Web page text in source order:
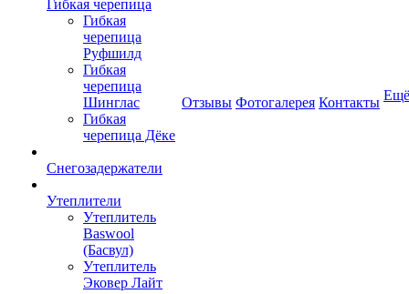
Гибкая черепица
Гибкая
черепица
Руфшилд
Гибкая
черепица
Шинглас
Гибкая
черепица Дёке
Снегозадержатели
Утеплители
Утеплитель
Baswool
(Басвул)
Утеплитель
Эковер Лайт
Отзывы Фотогалерея Контакты Ещё